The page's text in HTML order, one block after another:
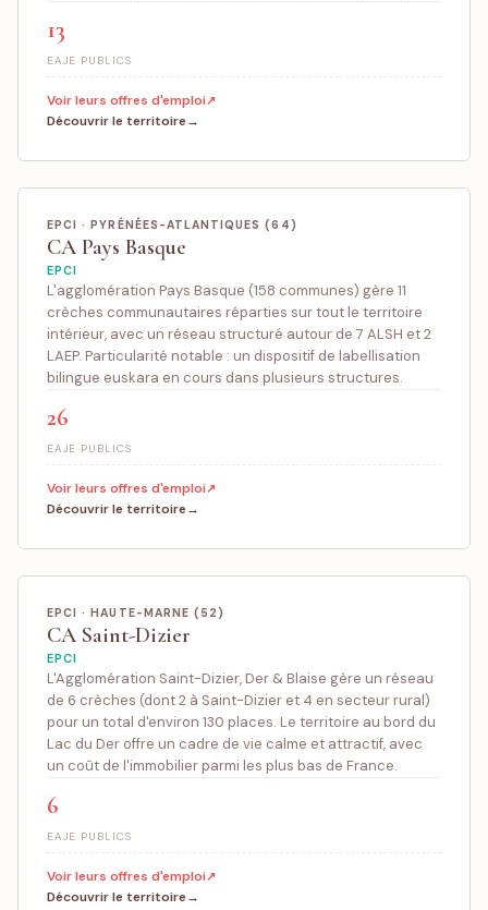
13
EAJE PUBLICS
Voir leurs offres d'emploi
Découvrir le territoire
EPCI · PYRÉNÉES-ATLANTIQUES (64)
CA Pays Basque
EPCI
L'agglomération Pays Basque (158 communes) gère 11
crèches communautaires réparties sur tout le territoire
intérieur, avec un réseau structuré autour de 7 ALSH et 2
LAEP. Particularité notable : un dispositif de labellisation
bilingue euskara en cours dans plusieurs structures.
26
EAJE PUBLICS
Voir leurs offres d'emploi
Découvrir le territoire
EPCI · HAUTE-MARNE (52)
CA Saint-Dizier
EPCI
L'Agglomération Saint-Dizier, Der & Blaise gère un réseau
de 6 crèches (dont 2 à Saint-Dizier et 4 en secteur rural)
pour un total d'environ 130 places. Le territoire au bord du
Lac du Der offre un cadre de vie calme et attractif, avec
un coût de l'immobilier parmi les plus bas de France.
6
EAJE PUBLICS
Voir leurs offres d'emploi
Découvrir le territoire